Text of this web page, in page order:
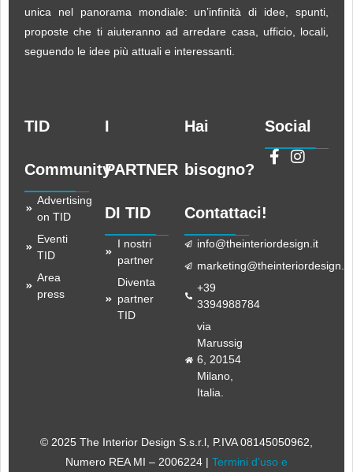
unica nel panorama mondiale: un’infinità di idee, spunti,
proposte che ti aiuteranno ad arredare casa, ufficio, locali,
seguendo le idee più attuali e interessanti.
TID
Community
Advertising
on TID
Eventi
TID
Area
press
I
PARTNER
DI TID
I nostri
partner
Diventa
partner
TID
Hai
bisogno?
Contattaci!
info@theinteriordesign.it
marketing@theinteriordesign.it
+39
3394988784
via
Marussig
6, 20154
Milano,
Italia.
Social
© 2025 The Interior Design S.s.r.l , P.IVA 08145050962,
Numero REA MI – 2006224 | Termini d’uso e